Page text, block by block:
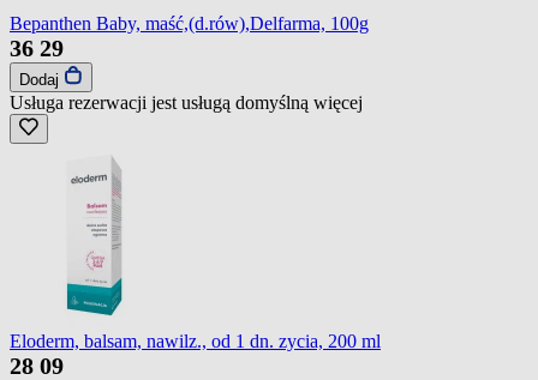
Bepanthen Baby, maść,(d.rów),Delfarma, 100g
36 29
Dodaj
Usługa rezerwacji jest usługą domyślną więcej
Eloderm, balsam, nawilz., od 1 dn. zycia, 200 ml
28 09